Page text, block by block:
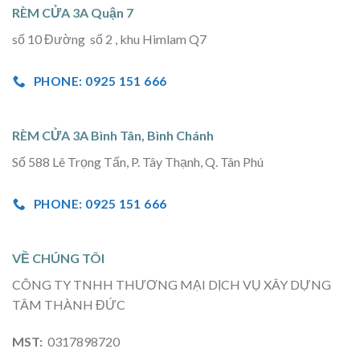
RÈM CỬA 3A Quận 7
số 10 Đường số 2 , khu Himlam Q7
PHONE: 0925 151 666
RÈM CỬA 3A Bình Tân, Bình Chánh
Số 588 Lê Trọng Tấn, P. Tây Thạnh, Q. Tân Phú
PHONE: 0925 151 666
VỀ CHÚNG TÔI
CÔNG TY TNHH THƯƠNG MẠI DỊCH VỤ XÂY DỰNG
TÂM THÀNH ĐỨC
MST: 0317898720